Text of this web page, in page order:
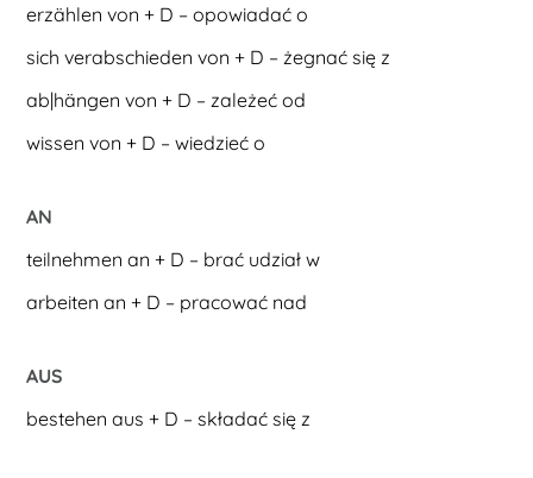
erzählen von + D – opowiadać o
sich verabschieden von + D – żegnać się z
ab|hängen von + D – zależeć od
wissen von + D – wiedzieć o
AN
teilnehmen an + D – brać udział w
arbeiten an + D – pracować nad
AUS
bestehen aus + D – składać się z